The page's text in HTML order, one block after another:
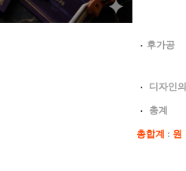
후가공
디자인
총계
총합계 : 원